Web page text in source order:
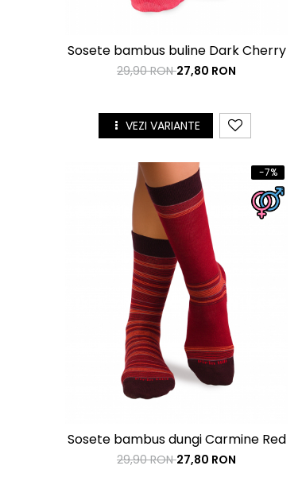
Sosete bambus buline Dark Cherry
29,90 RON27,80 RON
VEZI VARIANTE
-7%
Sosete bambus dungi Carmine Red
29,90 RON27,80 RON